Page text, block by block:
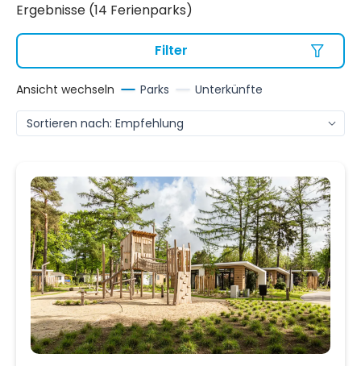
Ergebnisse (14 Ferienparks)
Filter
Ansicht wechseln Parks Unterkünfte